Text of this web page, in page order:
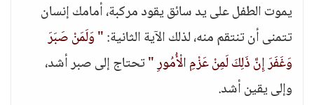
يموت الطفل على يد سائق يقود مركبة، أمامك إنسان
تتمنى أن تنتقم منه، لذلك الآية الثانية:" وَلَمَنْ صَبَرَ
وَغَفَرَ إِنَّ ذَلِكَ لَمِنْ عَزْمِ الْأُمُورِ "تحتاج إلى صبر أشد،
وإلى يقين أشد.